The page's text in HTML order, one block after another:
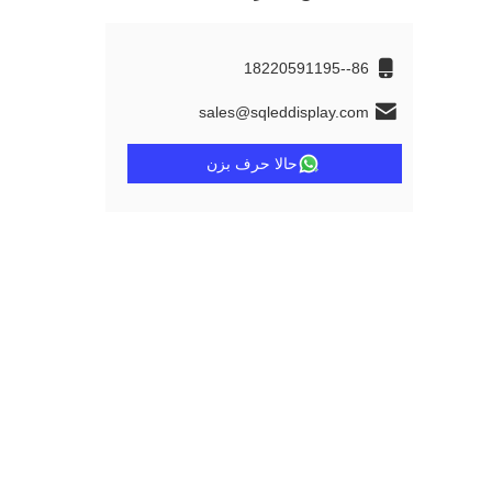
86--18220591195
sales@sqleddisplay.com
حالا حرف بزن